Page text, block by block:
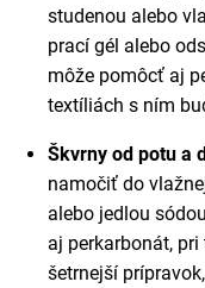
studenou alebo
prací gél alebo
môže pomôcť aj
textíliách s ním
Škvrny od potu a
namočiť do
alebo jedlou
aj perkarbonát,
šetrnejší